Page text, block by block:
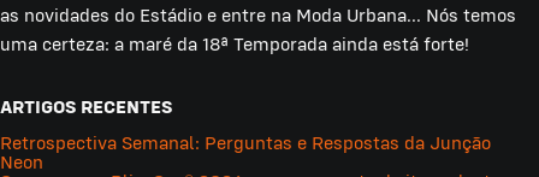
as novidades do Estádio e entre na Moda Urbana... Nós temos
uma certeza: a maré da 18ª Temporada ainda está forte!
ARTIGOS RECENTES
Retrospectiva Semanal: Perguntas e Respostas da Junção
Neon